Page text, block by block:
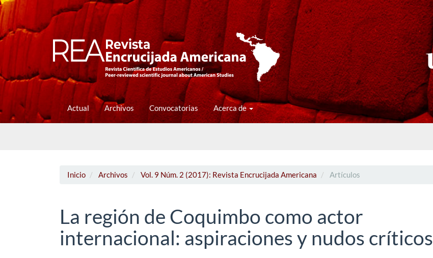
Navegación
Contenido
principal
Barra
Actual Archivos Convocatorias Acerca de
Inicio Archivos Vol. 9 Núm. 2 (2017): Revista Encrucijada Americana Artículos
La región de Coquimbo como actor
internacional: aspiraciones y nudos críticos